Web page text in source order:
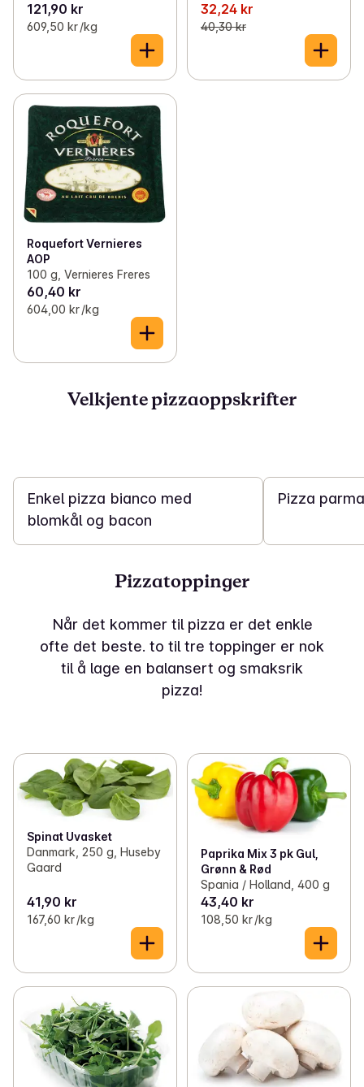
121,90 kr
609,50 kr /kg
32,24 kr
40,30 kr
Roquefort Vernieres
AOP
100 g, Vernieres Freres
60,40 kr
604,00 kr /kg
Velkjente pizzaoppskrifter
Enkel pizza bianco med
blomkål og bacon
Pizza parma
Pizzatoppinger
Når det kommer til pizza er det enkle
ofte det beste. to til tre toppinger er nok
til å lage en balansert og smaksrik
pizza!
Spinat Uvasket
Danmark, 250 g, Huseby
Gaard
41,90 kr
167,60 kr /kg
Paprika Mix 3 pk Gul,
Grønn & Rød
Spania / Holland, 400 g
43,40 kr
108,50 kr /kg